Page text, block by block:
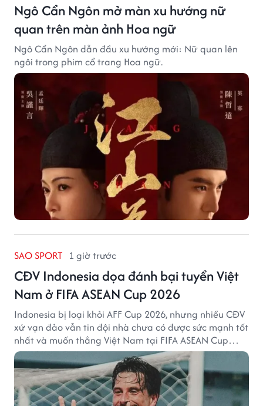
Ngô Cẩn Ngôn mở màn xu hướng nữ
quan trên màn ảnh Hoa ngữ
Ngô Cẩn Ngôn dẫn đầu xu hướng mới: Nữ quan lên
ngôi trong phim cổ trang Hoa ngữ.
SAO SPORT 1 giờ trước
CĐV Indonesia dọa đánh bại tuyển Việt
Nam ở FIFA ASEAN Cup 2026
Indonesia bị loại khỏi AFF Cup 2026, nhưng nhiều CĐV
xứ vạn đảo vẫn tin đội nhà chưa có được sức mạnh tốt
nhất và muốn thắng Việt Nam tại FIFA ASEAN Cup
2026.